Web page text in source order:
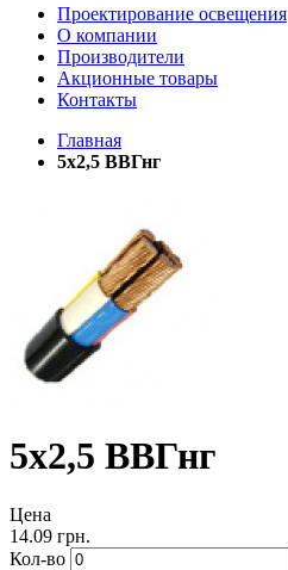
Проектирование освещения
О компании
Производители
Акционные товары
Контакты
Главная
5х2,5 ВВГнг
5х2,5 ВВГнг
Цена
14.09 грн.
Кол-во